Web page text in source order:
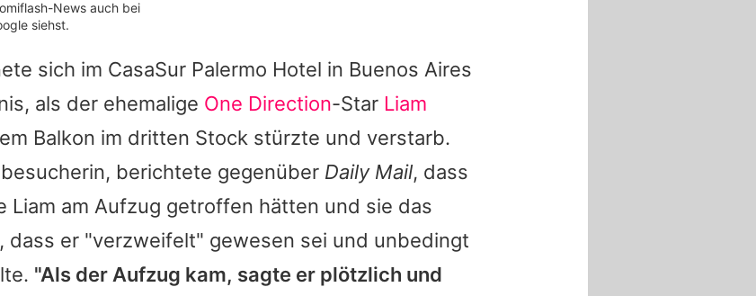
App runterladen
Team
Redaktionelle Richtlinien
Impressum
News auch bei
siehst.
sich im CasaSur Palermo Hotel in Buenos Aires
als der ehemalige One Direction-Star Liam
Balkon im dritten Stock stürzte und verstarb.
berichtete gegenüber Daily Mail, dass
Liam am Aufzug getroffen hätten und sie das
dass er "verzweifelt" gewesen sei und unbedingt
"Als der Aufzug kam, sagte er plötzlich und